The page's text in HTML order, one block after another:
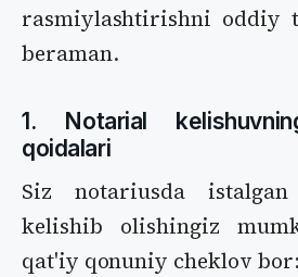
rasmiylashtirishni oddiy
beraman.
1. Notarial
qoidalari
Siz notariusda
kelishib olishingiz
qat'iy qonuniy cheklov bor: